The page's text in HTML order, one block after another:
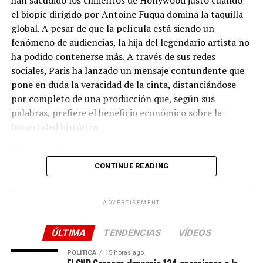
entre rejas, y la tregua ha terminado.
El rugido de ‘La Rubia’ y un reparto en
estado de gracia
Si bien Álex García vuelve a devorar la pantalla con una
interpretación magnética, el verdadero golpe sobre la
mesa en esta temporada lo da Teresa Riott. Su
personaje, «La Rubia», asume un protagonismo absoluto
profunda y una dureza implacable, consolidándose
como uno de los grandes talentos de la ficción nacional.
el biopic dirigido por Antoine Fuqua domina la taquilla
global. A pesar de que la película está siendo un
fenómeno de audiencias, la hija del legendario artista no
ha podido contenerse más. A través de sus redes
sociales, Paris ha lanzado un mensaje contundente que
pone en duda la veracidad de la cinta, distanciándose
por completo de una producción que, según sus
palabras, prefiere el beneficio económico sobre la
honestidad histórica.
Una película para una «fantasía» muy
específica
es innegable en los números, pero
discreto38%de los especialistas frente a un arrollador
de los fans en portales como Rotten Tomatoes.
Para Paris, esta desconexión tiene una explicación
CONTINUE READING
ADVERTISEMENT
ÚLTIMA TENDENCIAS VÍDEOS
POLÍTICA 15 horas ago